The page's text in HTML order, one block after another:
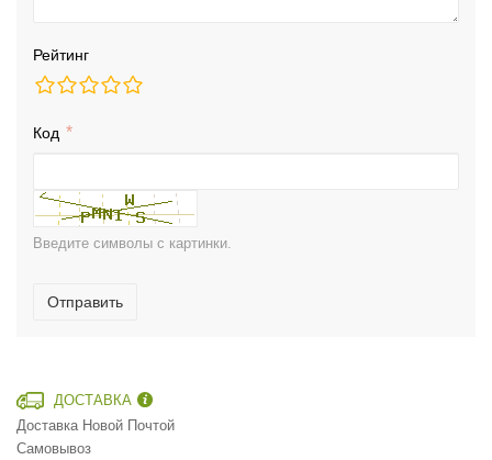
Рейтинг
Код
Введите символы с картинки.
Отправить
ДОСТАВКА
Доставка Новой Почтой
Самовывоз